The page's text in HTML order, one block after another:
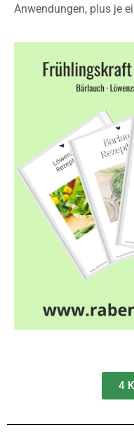
Anwendungen, plus je
4